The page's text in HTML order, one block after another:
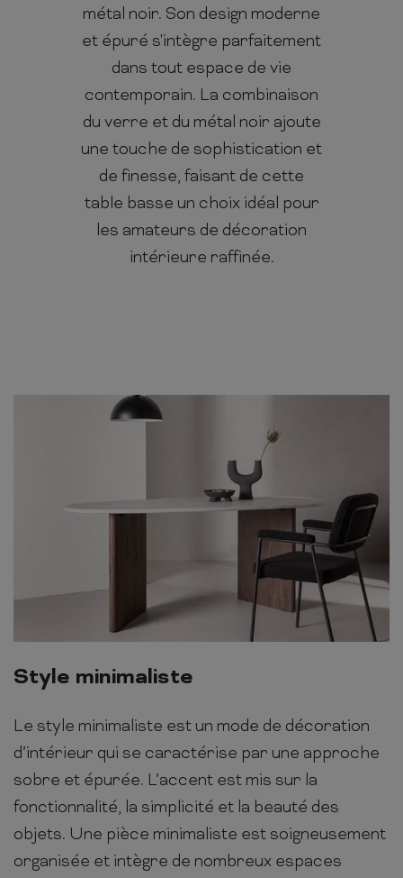
métal noir. Son design moderne
et épuré s'intègre parfaitement
dans tout espace de vie
contemporain. La combinaison
du verre et du métal noir ajoute
une touche de sophistication et
de finesse, faisant de cette
table basse un choix idéal pour
les amateurs de décoration
intérieure raffinée.
Style minimaliste
Le style minimaliste est un mode de décoration
d’intérieur qui se caractérise par une approche
sobre et épurée. L’accent est mis sur la
fonctionnalité, la simplicité et la beauté des
objets. Une pièce minimaliste est soigneusement
organisée et intègre de nombreux espaces